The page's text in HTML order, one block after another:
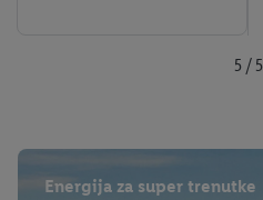
5 / 5
Energija za super trenutke